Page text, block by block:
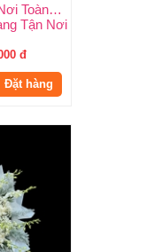
Huy Thảo
Giao Hoa Đám Tang Tận Nơi Toàn Quốc
Tận Nơi Toàn Quốc –
đ
Đặt hàng